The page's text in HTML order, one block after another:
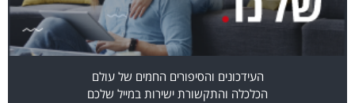
העידכונים והסיפורים החמים של עולם
הכלכלה והתקשורת ישירות במייל שלכם